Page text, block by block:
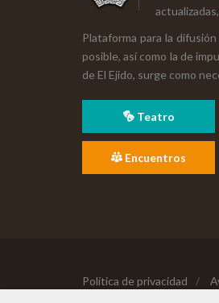
Plataforma para la
posible, así como la de
de El Ejido, surge como
Teatro
Encuentros
Política de privacidad /